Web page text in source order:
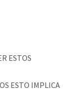
ESTOS
ESTO IMPLICA